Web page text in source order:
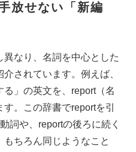
放せない「 新編
なり、名詞を中心とした
されています。例えば、
」の英文を、report（名
。この辞書でreportを引
詞や、reportの後ろに続く
ちろん同じようなこと